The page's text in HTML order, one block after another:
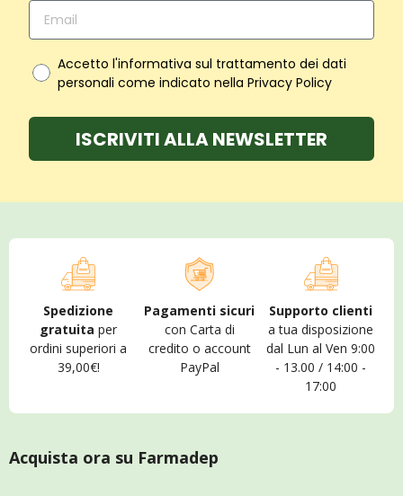
Accetto l'informativa sul trattamento dei dati
personali come indicato nella Privacy Policy
ISCRIVITI ALLA NEWSLETTER
Spedizione
gratuita per
ordini superiori a
39,00€!
Pagamenti sicuri
con Carta di
credito o account
PayPal
Supporto clienti
a tua disposizione
dal Lun al Ven 9:00
- 13.00 / 14:00 -
17:00
Acquista ora su Farmadep